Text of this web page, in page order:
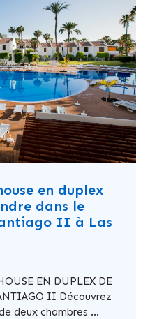
en duplex
dans le
II à Las
EN DUPLEX DE
II Découvrez
deux chambres ...